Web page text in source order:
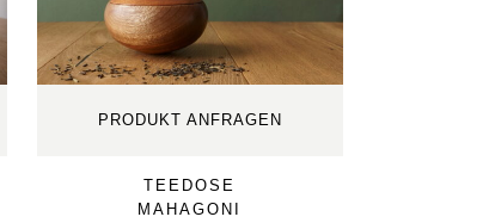
PRODUKT ANFRAGEN
TEEDOSE
MAHAGONI